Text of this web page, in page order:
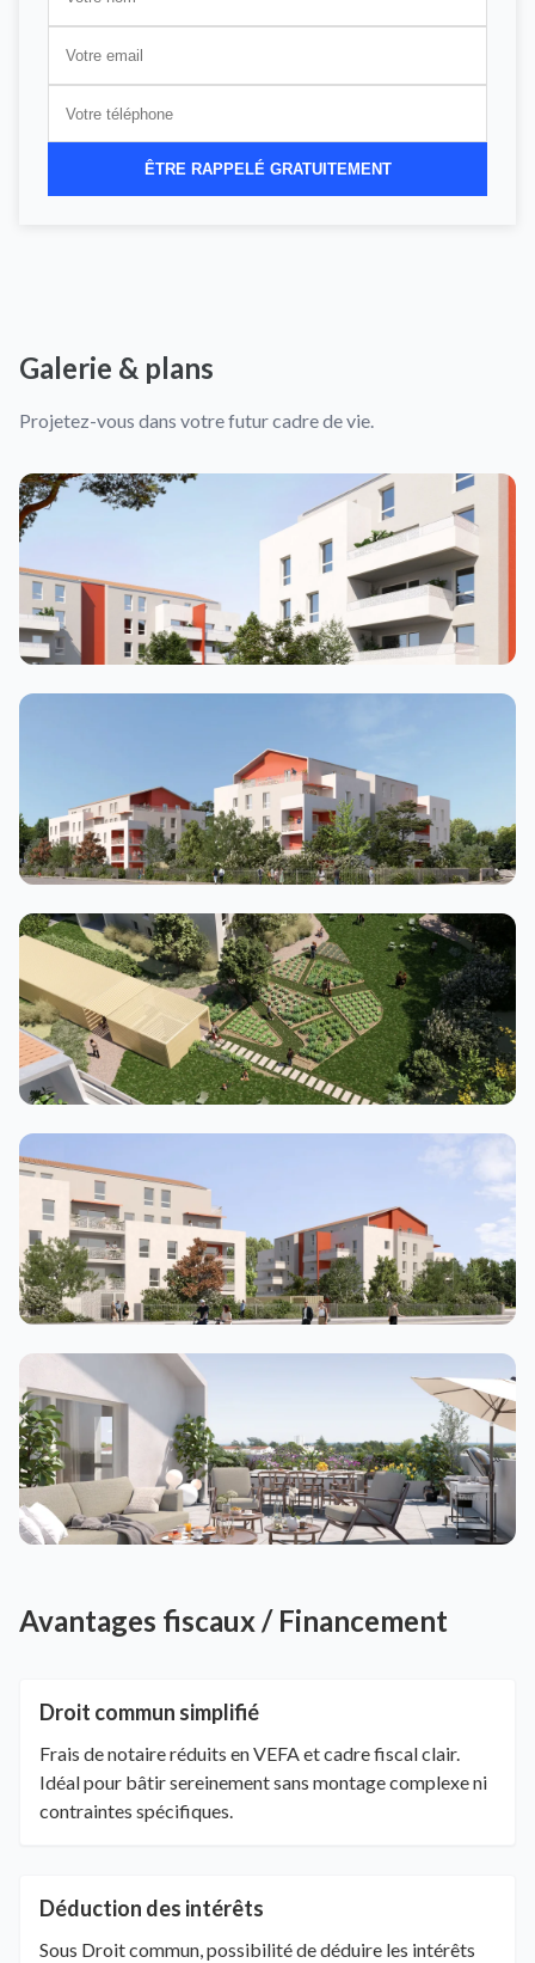
ÊTRE RAPPELÉ GRATUITEMENT
Galerie & plans
Projetez-vous dans votre futur cadre de vie.
Avantages fiscaux / Financement
Droit commun simplifié
Frais de notaire réduits en VEFA et cadre fiscal clair.
Idéal pour bâtir sereinement sans montage complexe ni
contraintes spécifiques.
Déduction des intérêts
Sous Droit commun, possibilité de déduire les intérêts